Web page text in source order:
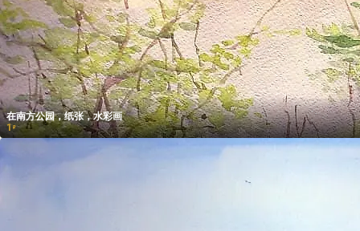
在南方公园，纸张，水彩画
1₽